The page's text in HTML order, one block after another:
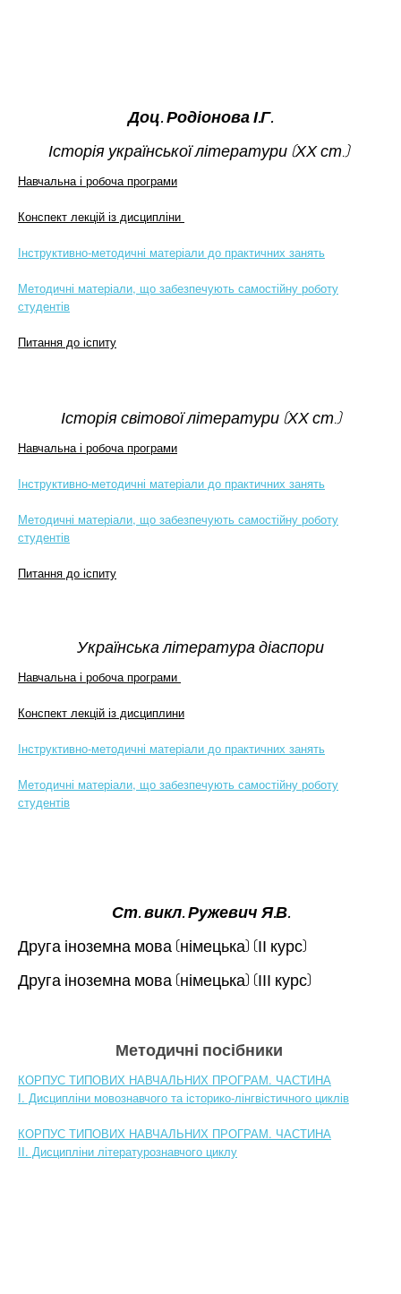
Доц. Родіонова І.Г.
Історія української літератури (ХХ ст.)
Навчальна і робоча програми
Конспект лекцій із дисципліни
Інструктивно-методичні матеріали до практичних занять
Методичні матеріали, що забезпечують самостійну роботу
студентів
Питання до іспиту
Історія світової літератури (ХХ ст.)
Навчальна і робоча програми
Інструктивно-методичні матеріали до практичних занять
Методичні матеріали, що забезпечують самостійну роботу
студентів
Питання до іспиту
Українська література діаспори
Навчальна і робоча програми
Конспект лекцій із дисциплини
Інструктивно-методичні матеріали до практичних занять
Методичні матеріали, що забезпечують самостійну роботу
студентів
Ст. викл. Ружевич Я.В.
Друга іноземна мова (німецька) (ІІ курс)
Друга іноземна мова (німецька) (ІІІ курс)
Методичні посібники
КОРПУС ТИПОВИХ НАВЧАЛЬНИХ ПРОГРАМ. ЧАСТИНА
І. Дисципліни мовознавчого та історико-лінгвістичного циклів
КОРПУС ТИПОВИХ НАВЧАЛЬНИХ ПРОГРАМ. ЧАСТИНА
ІІ. Дисципліни літературознавчого циклу